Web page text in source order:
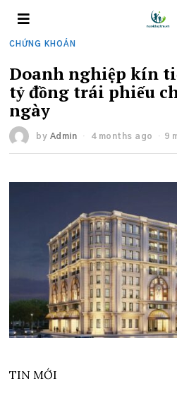
CHỨNG KHOÁN
Doanh nghiệp kín
tỷ đồng trái phiếu
ngày
by Admin 4 months ago 9
TIN MỚI